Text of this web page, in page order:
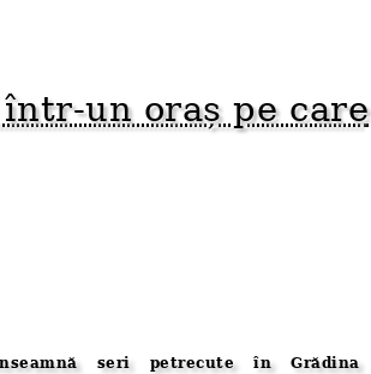
un oraș pe care
seri petrecute în Grădina